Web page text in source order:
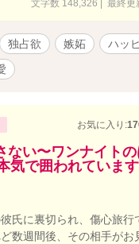
・*:.。. .:*:. ＼不器用な両
3/30～2026/6/7 ＊ア
らの作品は、ベリーズカ
）でも公開中です。
文字数 148,326 | 最終
独占欲 嫉妬 ハッ
お気に入り:
ない〜ワンナイト
気で囲われていま
氏に裏切られ、傷心旅行
ど数週間後、その相手が